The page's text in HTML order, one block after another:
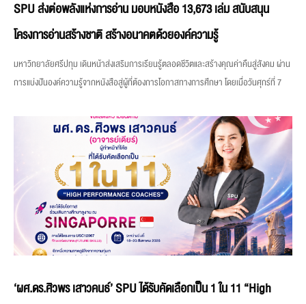
SPU ส่งต่อพลังแห่งการอ่าน มอบหนังสือ 13,673 เล่ม สนับสนุน
โครงการอ่านสร้างชาติ สร้างอนาคตด้วยองค์ความรู้
มหาวิทยาลัยศรีปทุม เดินหน้าส่งเสริมการเรียนรู้ตลอดชีวิตและสร้างคุณค่าคืนสู่สังคม ผ่าน
การแบ่งปันองค์ความรู้จากหนังสือสู่ผู้ที่ต้องการโอกาสทางการศึกษา โดยเมื่อวันศุกร์ที่ 7
‘ผศ.ดร.ศิวพร เสาวคนธ์’ SPU ได้รับคัดเลือกเป็น 1 ใน 11 “High